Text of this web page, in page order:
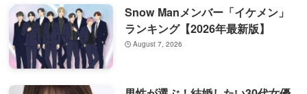
Snow Manメンバー「イケメン」
ランキング【2026年最新版】
August 7, 2026